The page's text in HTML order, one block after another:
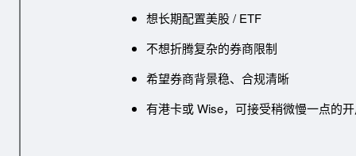
想长期配置美股 / ETF
不想折腾复杂的券商限制
希望券商背景稳、合规清晰
有港卡或 Wise，可接受稍微慢一点的